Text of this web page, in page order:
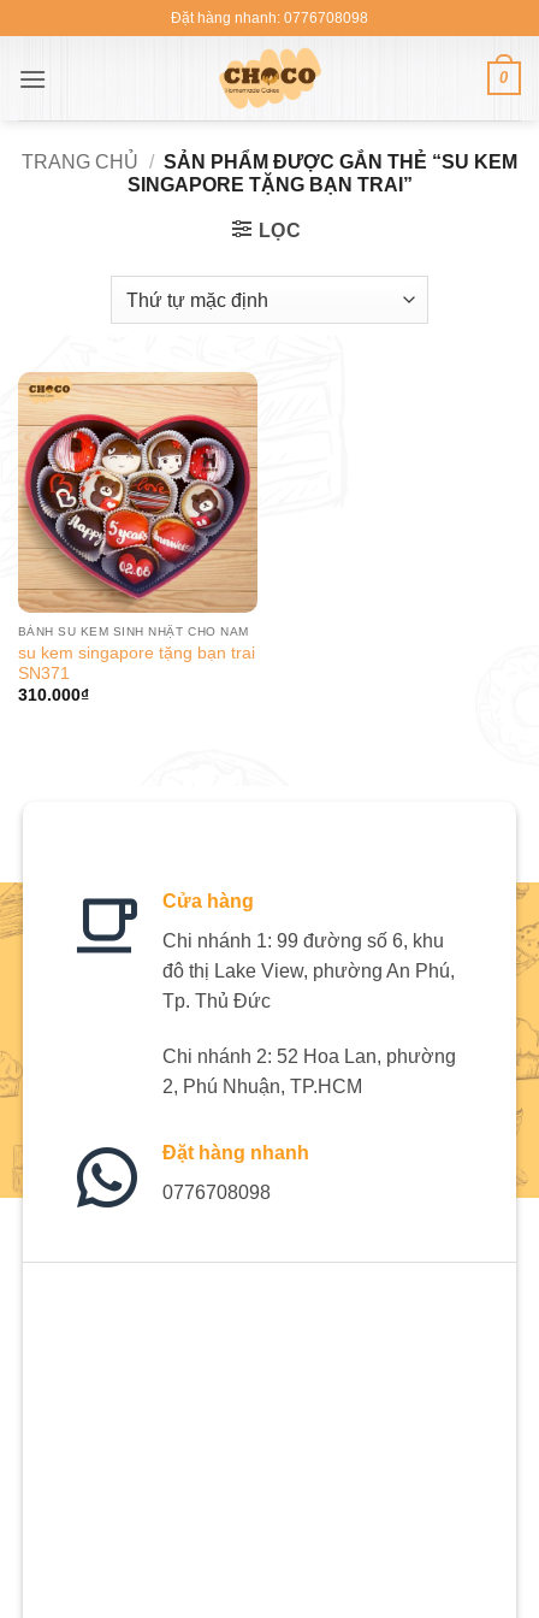
nội
Đặt hàng nhanh: 0776708098
0
TRANG CHỦ / SẢN PHẨM ĐƯỢC GẮN THẺ “SU KEM
SINGAPORE TẶNG BẠN TRAI”
LỌC
BÁNH SU KEM SINH NHẬT CHO NAM
su kem singapore tặng bạn trai
SN371
310.000₫
Cửa hàng
Chi nhánh 1: 99 đường số 6, khu
đô thị Lake View, phường An Phú,
Tp. Thủ Đức
Chi nhánh 2: 52 Hoa Lan, phường
2, Phú Nhuận, TP.HCM
Đặt hàng nhanh
0776708098